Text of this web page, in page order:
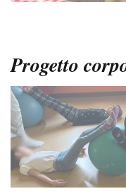
Progetto